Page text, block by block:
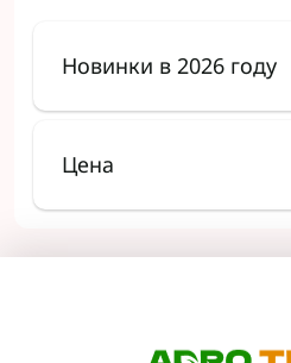
Новинки в 2026 году
Цена